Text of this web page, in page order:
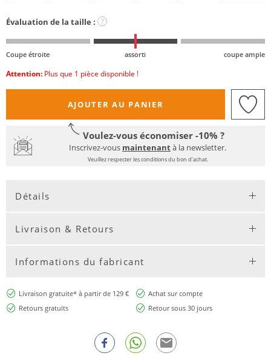
Évaluation de la taille : ?
Coupe étroite assorti coupe ample
Attention: Plus que 1 pièce disponible !
AJOUTER AU PANIER
Voulez-vous économiser -10% ?
Inscrivez-vous maintenantà la newsletter.
Veuillez respecter les conditions du bon d'achat.
Détails
Livraison & Retours
Informations du fabricant
Livraison gratuite* à partir de 129 €
Achat sur compte
Retours gratuits
Retour sous 30 jours